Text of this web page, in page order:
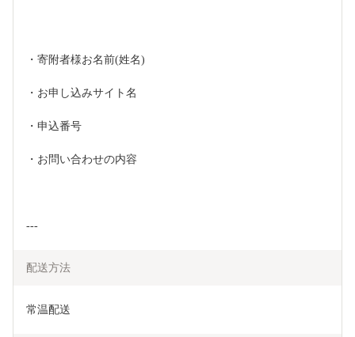
・寄附者様お名前(姓名)
・お申し込みサイト名
・申込番号
・お問い合わせの内容
---
配送方法
常温配送